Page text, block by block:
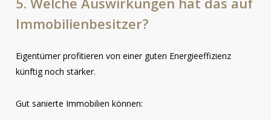
Immobilienbesitzer?
Eigentümer profitieren von einer guten Energieeffizienz
künftig noch stärker.
Gut sanierte Immobilien können: